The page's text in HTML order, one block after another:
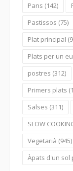
Pans (142)
Pastissos (75)
Plat principal
Plats per un
postres (312)
Primers plats
Salses (311)
SLOW
Vegetarià (945)
Àpats d'un sol